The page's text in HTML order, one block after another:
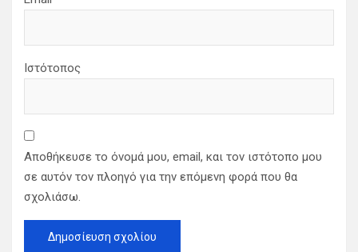
Ιστότοπος
Αποθήκευσε το όνομά μου, email, και τον ιστότοπο μου
σε αυτόν τον πλοηγό για την επόμενη φορά που θα
σχολιάσω.